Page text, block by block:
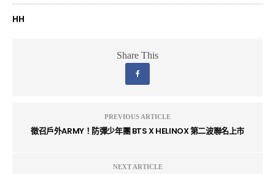
HH
Share This
PREVIOUS ARTICLE
徵召戶外ARMY！防彈少年團 BTS X HELINOX 第二波聯名上市
NEXT ARTICLE